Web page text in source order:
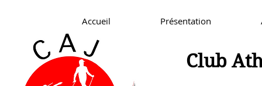
Accueil Présentation
Club